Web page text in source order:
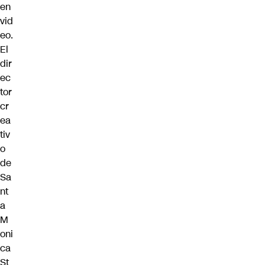
en
vid
eo.
El
dir
ec
tor
cr
ea
tiv
o
de
Sa
nt
a
M
oni
ca